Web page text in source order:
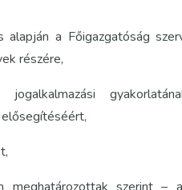
a Főigazgatóság
részére,